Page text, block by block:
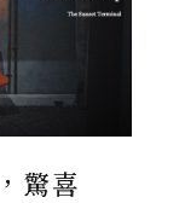
驚喜